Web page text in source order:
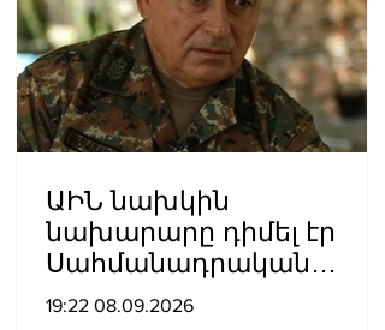
ԱԻՆ նախկին
նախարարը դիմել էր
Սահմանադրական
դատարան․ գործի
19:22 08.09.2026